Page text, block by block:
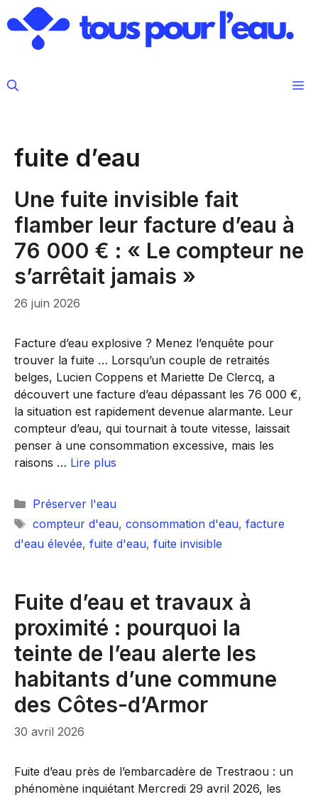
au
contenu
fuite d’eau
Une fuite invisible fait
flamber leur facture d’eau à
76 000 € : « Le compteur ne
s’arrêtait jamais »
26 juin 2026
Facture d’eau explosive ? Menez l’enquête pour
trouver la fuite … Lorsqu’un couple de retraités
belges, Lucien Coppens et Mariette De Clercq, a
découvert une facture d’eau dépassant les 76 000 €,
la situation est rapidement devenue alarmante. Leur
compteur d’eau, qui tournait à toute vitesse, laissait
penser à une consommation excessive, mais les
raisons … Lire plus
Catégories
Préserver l'eau
Étiquettes
compteur d'eau, consommation d'eau, facture
d'eau élevée, fuite d'eau, fuite invisible
Fuite d’eau et travaux à
proximité : pourquoi la
teinte de l’eau alerte les
habitants d’une commune
des Côtes-d’Armor
30 avril 2026
Fuite d’eau près de l’embarcadère de Trestraou : un
phénomène inquiétant Mercredi 29 avril 2026, les